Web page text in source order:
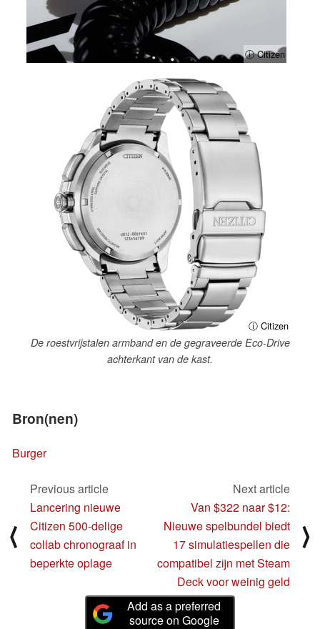
ⓘ Citizen
ⓘ Citizen
De roestvrijstalen armband en de gegraveerde Eco-Drive
achterkant van de kast.
Bron(nen)
Burger
⟨
Previous article
Lancering nieuwe
Citizen 500-delige
collab chronograaf in
beperkte oplage
Next article
Van $322 naar $12:
Nieuwe spelbundel biedt
17 simulatiespellen die
compatibel zijn met Steam
Deck voor weinig geld
⟩
Add as a preferred
source on Google